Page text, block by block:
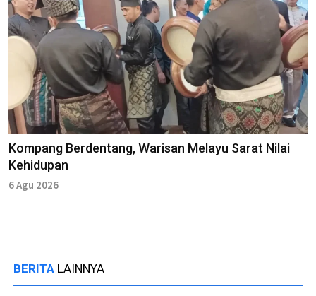
Kompang Berdentang, Warisan Melayu Sarat Nilai
Kehidupan
6 Agu 2026
BERITA LAINNYA